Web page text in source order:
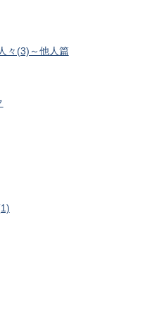
々(3)～他人篇